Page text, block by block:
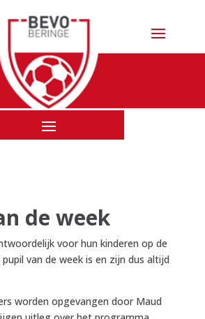
de week
voor hun kinderen op de
van de week is en zijn dus altijd
worden opgevangen door Maud